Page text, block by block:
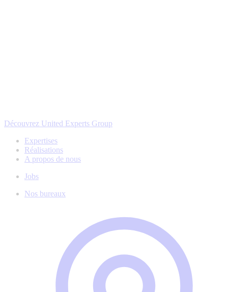
Découvrez United Experts Group
Expertises
Réalisations
A propos de nous
Jobs
Nos bureaux